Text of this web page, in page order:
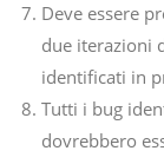
Deve essere
due iterazioni
identificati in
Tutti i bug
dovrebbero